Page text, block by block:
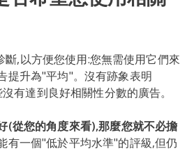
,以方便您使用:您無需使用它們來
提升為"平均"。沒有跡象表明
有達到良好相關性分數的廣告。
(從您的角度來看),那麼您就不必擔
有一個"低於平均水準"的評級,但仍